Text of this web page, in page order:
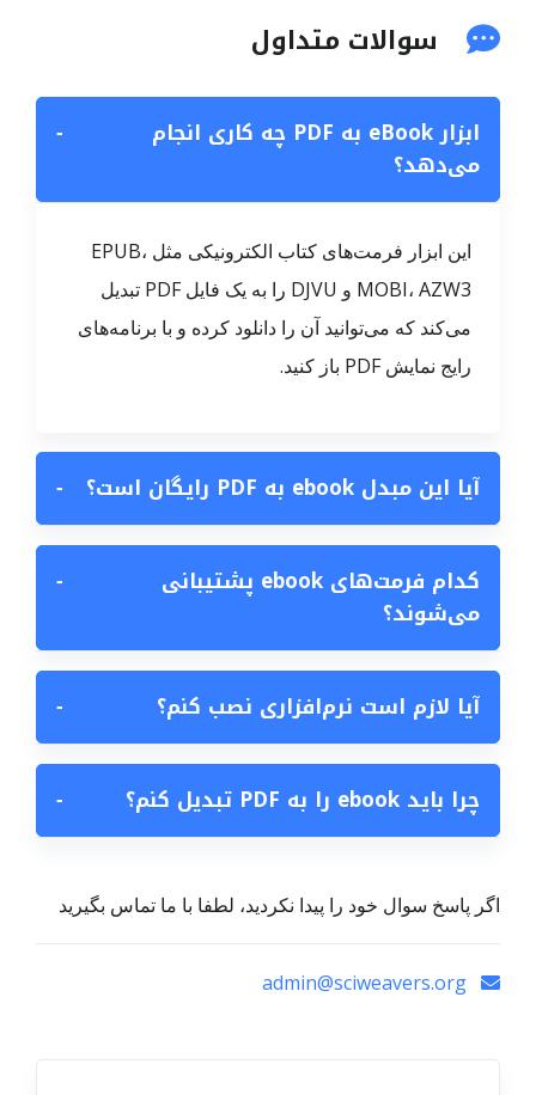
سوالات متداول
ابزار eBook به PDF چه کاری انجام
می‌دهد؟
−
این ابزار فرمت‌های کتاب الکترونیکی مثل EPUB،
MOBI، AZW3 و DJVU را به یک فایل PDF تبدیل
می‌کند که می‌توانید آن را دانلود کرده و با برنامه‌های
رایج نمایش PDF باز کنید.
آیا این مبدل ebook به PDF رایگان است؟ −
کدام فرمت‌های ebook پشتیبانی
می‌شوند؟
−
آیا لازم است نرم‌افزاری نصب کنم؟ −
چرا باید ebook را به PDF تبدیل کنم؟ −
اگر پاسخ سوال خود را پیدا نکردید، لطفا با ما تماس بگیرید